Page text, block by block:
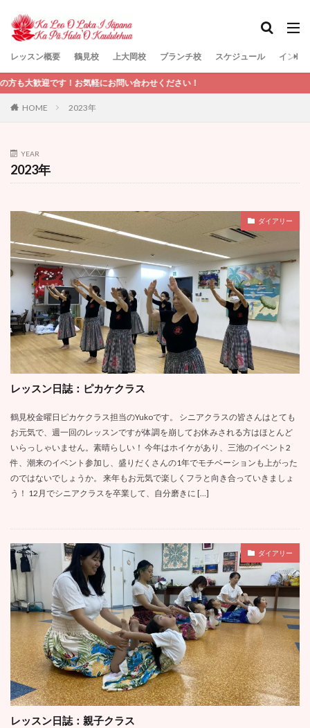
レッスン概要 鶴見校 上大岡校 ブランチ校 スケジュール インス
気軽にお問い合わせください！
HOME 2023年
YEAR
2023年
ダイアリー
レッスン日誌：ピカケクラス
鶴見校金曜日ピカケクラス担当のYukoです。 シニアクラスの皆さんはとても
お元気で、週一回のレッスンですが体調を崩してお休みされる方はほとんど
いらっしゃいません。素晴らしい！ 今年はホイケがあり、三池のイベント2
件、潮来のイベント参加し、盛りだくさんの1年でモチベーションも上がった
のではないでしょうか。 来年もお元気で楽しくフラと向き合っていきましょ
う！ 12月でシニアクラスを卒業して、自分磨きに […]
ダイアリー
レッスン日誌：親子クラス
検索